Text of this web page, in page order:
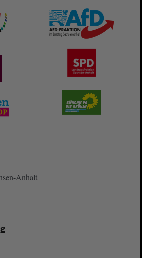
Anhalt